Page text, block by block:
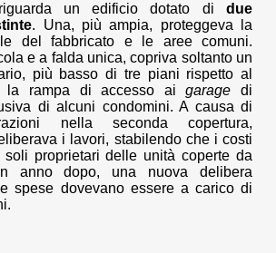
un edificio dotato di due
. Una, più ampia, proteggeva la
del fabbricato e le aree comuni.
e a falda unica, copriva soltanto un
più basso di tre piani rispetto al
la rampa di accesso aigarage di
di alcuni condomini. A causa di
nella seconda copertura,
i lavori, stabilendo che i costi
soli proprietari delle unità coperte da
anno dopo, una nuova delibera
spese dovevano essere a carico di